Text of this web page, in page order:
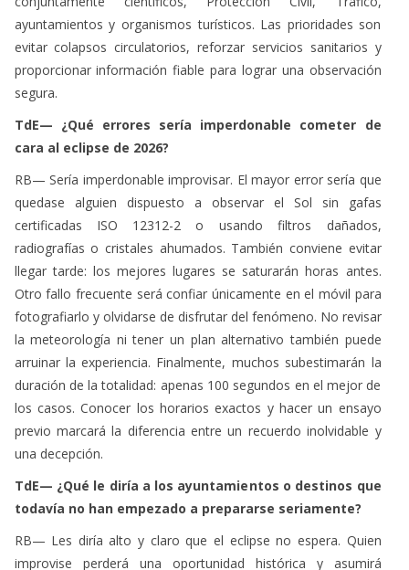
proporcionar información fiable para lograr una observación
segura.
TdE— ¿Qué errores sería imperdonable cometer de
cara al eclipse de 2026?
RB— Sería imperdonable improvisar. El mayor error sería que
quedase alguien dispuesto a observar el Sol sin gafas
radiografías o cristales ahumados. También conviene evitar
llegar tarde: los mejores lugares se saturarán horas antes.
Otro fallo frecuente será confiar únicamente en el móvil para
fotografiarlo y olvidarse de disfrutar del fenómeno. No revisar
la meteorología ni tener un plan alternativo también puede
arruinar la experiencia. Finalmente, muchos subestimarán la
duración de la totalidad: apenas 100 segundos en el mejor de
los casos. Conocer los horarios exactos y hacer un ensayo
previo marcará la diferencia entre un recuerdo inolvidable y
una decepción.
TdE— ¿Qué le diría a los ayuntamientos o destinos que
todavía no han empezado a prepararse seriamente?
RB— Les diría alto y claro que el eclipse no espera. Quien
improvise perderá una oportunidad histórica y asumirá
movilidad, seguridad, alojamiento, comunicación y